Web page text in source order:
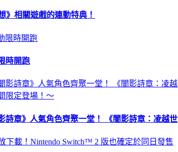
》相關遊戲的連動特典！
時開跑
詩章》人氣角色齊聚一堂！ 《闇影詩章：凌越世